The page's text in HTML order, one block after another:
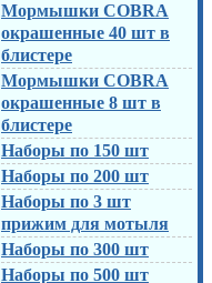
Мормышки COBRA
окрашенные 40 шт в
блистере
Мормышки COBRA
окрашенные 8 шт в
блистере
Наборы по 150 шт
Наборы по 200 шт
Наборы по 3 шт
прижим для мотыля
Наборы по 300 шт
Наборы по 500 шт